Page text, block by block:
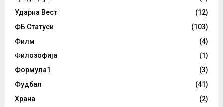
Ударна Вест
(12)
ФБ Статуси
(103)
Филм
(4)
Филозофија
(1)
Формула1
(3)
Фудбал
(41)
Храна
(2)